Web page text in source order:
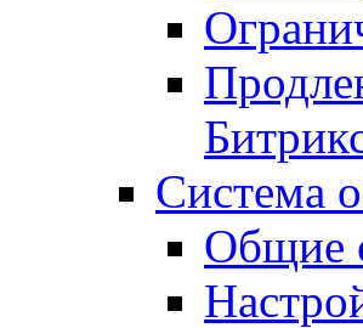
Система
Общие